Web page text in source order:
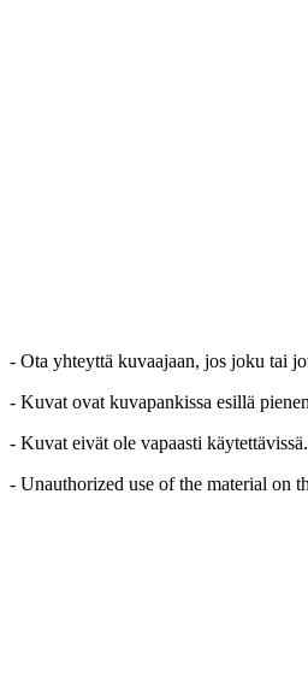
- Ota yhteyttä kuvaajaan, jos joku tai
- Kuvat ovat kuvapankissa esillä
- Kuvat eivät ole vapaasti
- Unauthorized use of the material on